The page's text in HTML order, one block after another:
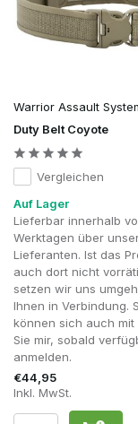
Ein gut
gesamte Gewicht
Ausrüstung auf
Bewegungsfreiheit
Ein Combat Belt
verwenden. Bei
entscheiden sich
mit der
zusätzliche
Gürtel dann die
oder Plate Carrier.
Welches
deinem
Combat-Gürtel
taktischen
seine eigenen
deinem Spielstil,
Veranstaltung ab.
Warrior Assault
Duty Belt Coyote
Vergleichen
Auf Lager
Lieferbar innerhalb
Werktagen über
Lieferanten. Ist das
auch dort nicht
setzen wir uns
Ihnen in Verbindung.
können sich auch mit
Sie mir, sobald
anmelden.
€44,95
Inkl. MwSt.